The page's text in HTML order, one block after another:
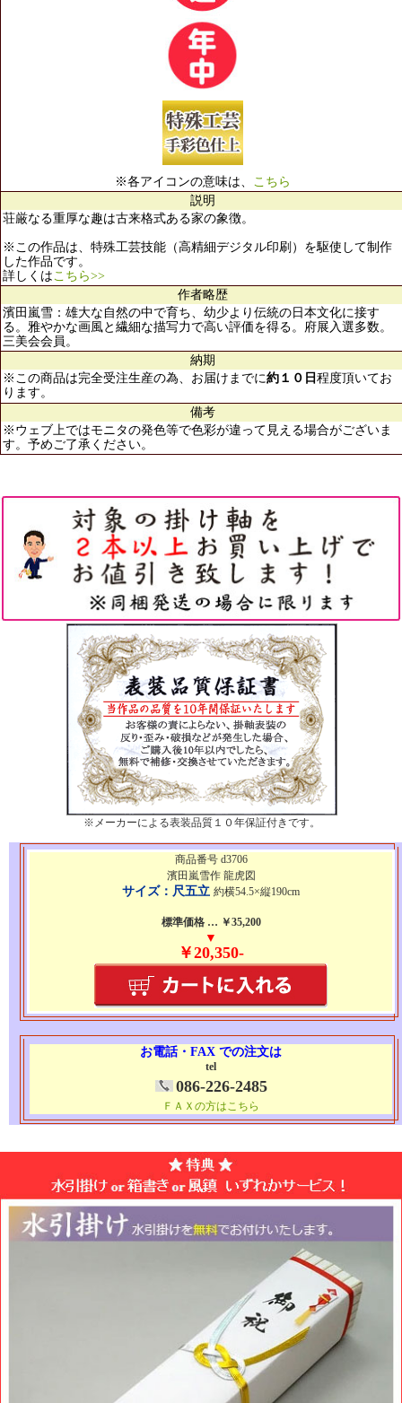
※各アイコンの意味は、 こちら
説明
荘厳なる重厚な趣は古来格式ある家の象徴。
※この作品は、特殊工芸技能（高精細デジタル印刷）を駆使して制作
した作品です。
詳しくはこちら>>
作者略歴
濱田嵐雪：雄大な自然の中で育ち、幼少より伝統の日本文化に接す
る。雅やかな画風と繊細な描写力で高い評価を得る。府展入選多数。
三美会会員。
納期
※この商品は完全受注生産の為、お届けまでに約１０日 程度頂いてお
ります。
備考
※ウェブ上ではモニタの発色等で色彩が違って見える場合がございま
す。予めご了承ください。
※メーカーによる表装品質１０年保証付きです。
商品番号 d3706
濱田嵐雪作 龍虎図
サイズ：尺五立 約横54.5×縦190cm
標準価格 … ￥35,200
▼
￥20,350-
お電話・FAX での注文は
tel
086-226-2485
ＦＡＸの方はこちら